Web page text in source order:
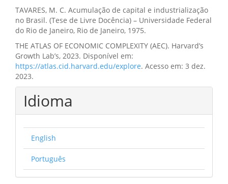
TAVARES, M. C. Acumulação de capital e industrialização
no Brasil. (Tese de Livre Docência) – Universidade Federal
do Rio de Janeiro, Rio de Janeiro, 1975.
THE ATLAS OF ECONOMIC COMPLEXITY (AEC). Harvard’s
Growth Lab’s, 2023. Disponível em:
https://atlas.cid.harvard.edu/explore. Acesso em: 3 dez.
2023.
Idioma
English
Português